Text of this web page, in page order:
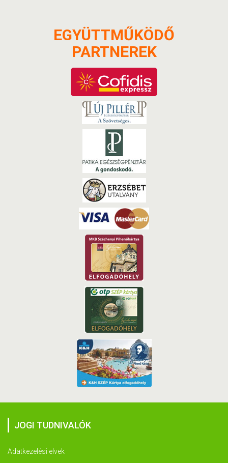
EGYÜTTMŰKÖDŐ
PARTNEREK
JOGI TUDNIVALÓK
Adatkezelési elvek